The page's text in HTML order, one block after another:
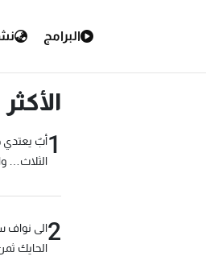
البرامج
1أبٌ يعتدي
الثلاث…
2الى
الحايك